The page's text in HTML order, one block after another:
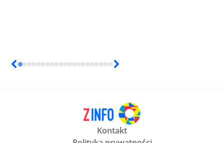
Kontakt